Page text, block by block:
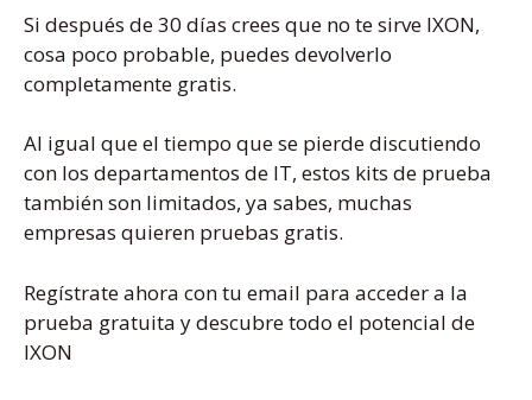
Si después de 30 días crees que no te sirve IXON,
cosa poco probable, puedes devolverlo
completamente gratis.
Al igual que el tiempo que se pierde discutiendo
con los departamentos de IT, estos kits de prueba
también son limitados, ya sabes, muchas
empresas quieren pruebas gratis.
Regístrate ahora con tu email para acceder a la
prueba gratuita y descubre todo el potencial de
IXON